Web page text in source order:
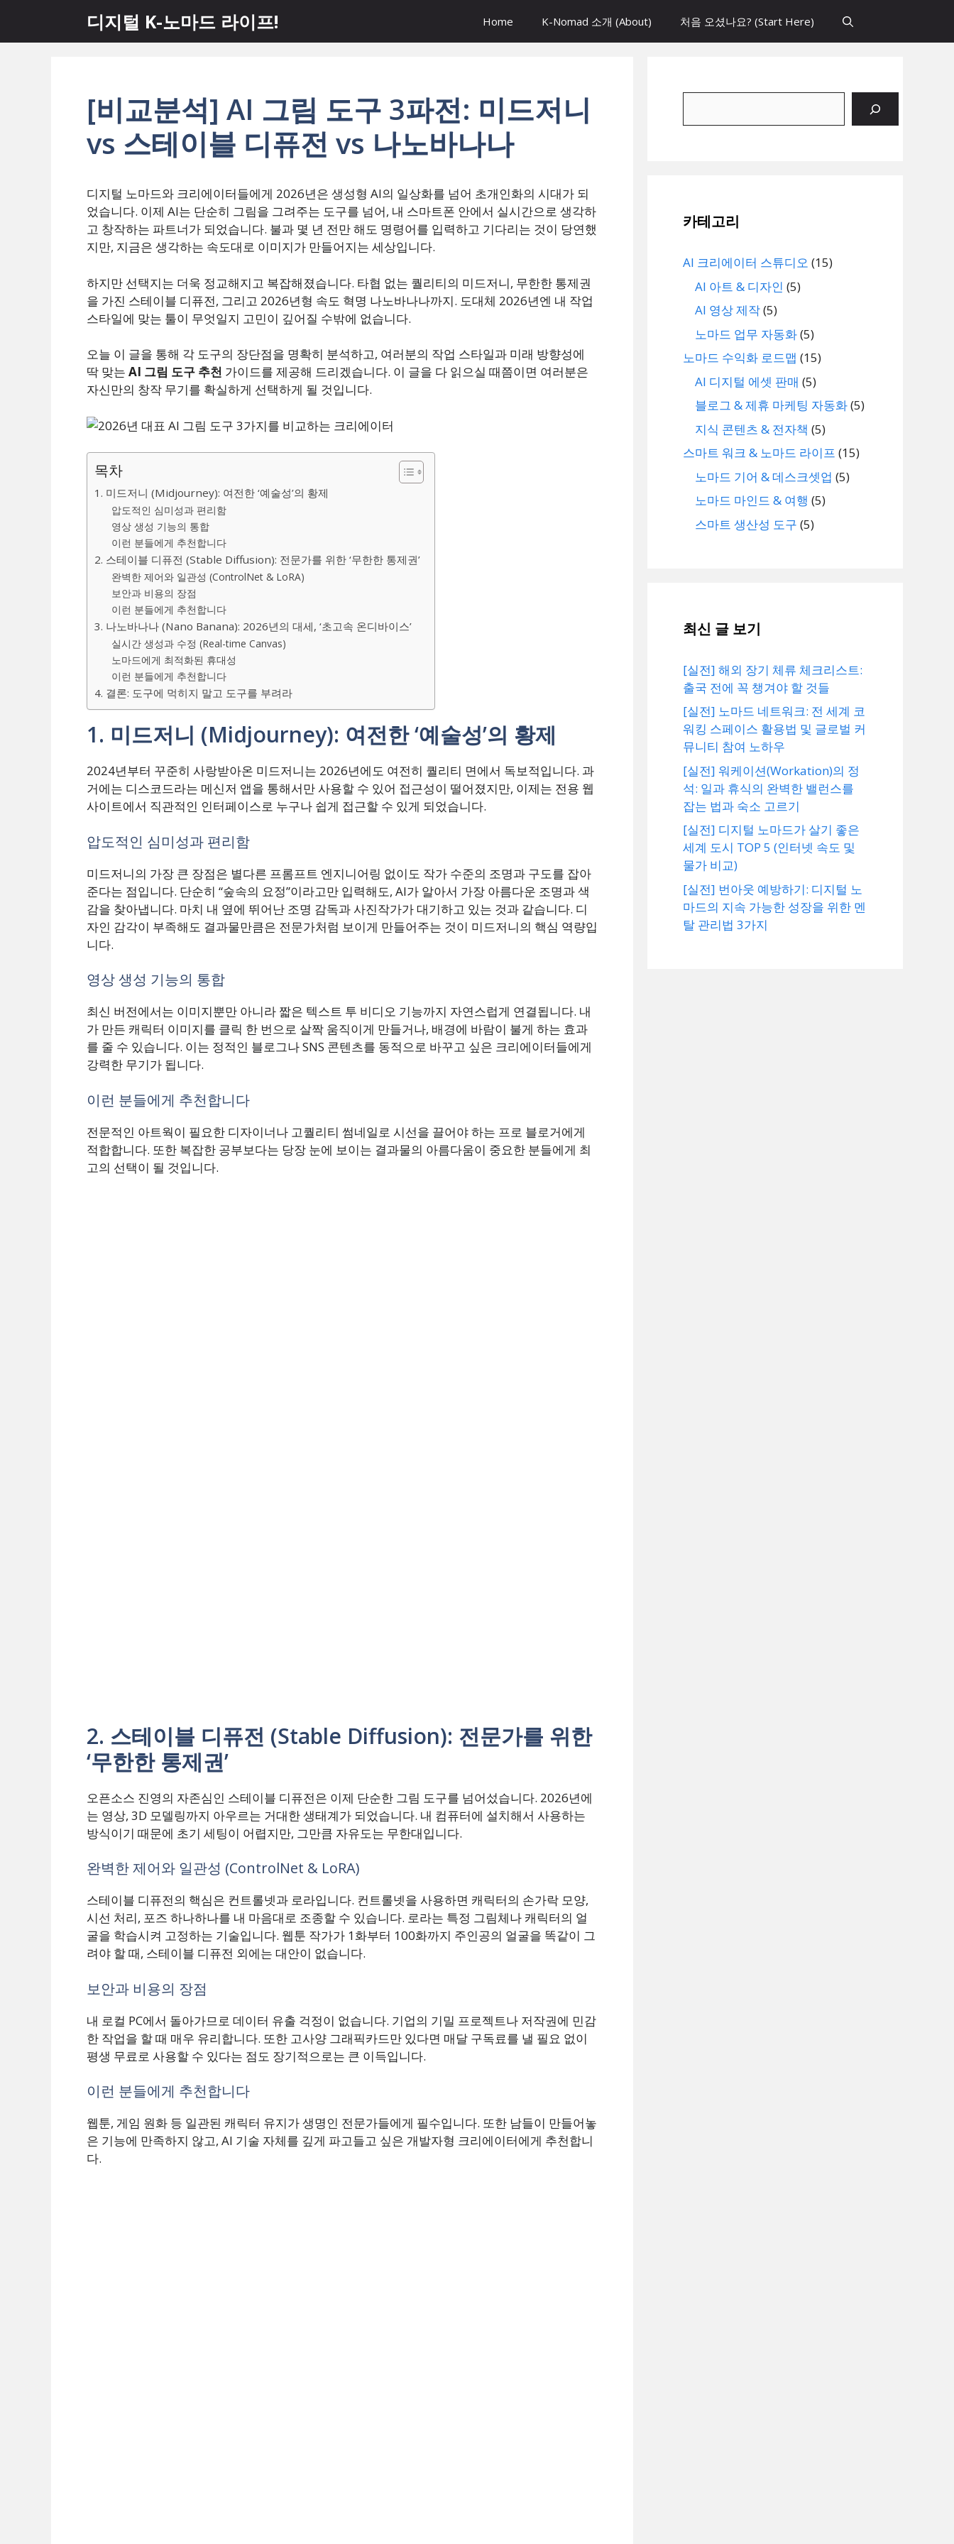
츠
디지털 K-노마드 라이프! Home K-Nomad 소개 (About) 처음 오셨나요? (Start Here)
[비교분석] AI 그림 도구 3파전: 미드저니
vs 스테이블 디퓨전 vs 나노바나나
디지털 노마드와 크리에이터들에게 2026년은 생성형 AI의 일상화를 넘어 초개인화의 시대가 되
었습니다. 이제 AI는 단순히 그림을 그려주는 도구를 넘어, 내 스마트폰 안에서 실시간으로 생각하
고 창작하는 파트너가 되었습니다. 불과 몇 년 전만 해도 명령어를 입력하고 기다리는 것이 당연했
지만, 지금은 생각하는 속도대로 이미지가 만들어지는 세상입니다.
하지만 선택지는 더욱 정교해지고 복잡해졌습니다. 타협 없는 퀄리티의 미드저니, 무한한 통제권
을 가진 스테이블 디퓨전, 그리고 2026년형 속도 혁명 나노바나나까지. 도대체 2026년엔 내 작업
스타일에 맞는 툴이 무엇일지 고민이 깊어질 수밖에 없습니다.
오늘 이 글을 통해 각 도구의 장단점을 명확히 분석하고, 여러분의 작업 스타일과 미래 방향성에
딱 맞는 AI 그림 도구 추천 가이드를 제공해 드리겠습니다. 이 글을 다 읽으실 때쯤이면 여러분은
자신만의 창작 무기를 확실하게 선택하게 될 것입니다.
목차
1. 미드저니 (Midjourney): 여전한 ‘예술성’의 황제
압도적인 심미성과 편리함
영상 생성 기능의 통합
이런 분들에게 추천합니다
2. 스테이블 디퓨전 (Stable Diffusion): 전문가를 위한 ‘무한한 통제권’
완벽한 제어와 일관성 (ControlNet & LoRA)
보안과 비용의 장점
이런 분들에게 추천합니다
3. 나노바나나 (Nano Banana): 2026년의 대세, ‘초고속 온디바이스’
실시간 생성과 수정 (Real-time Canvas)
노마드에게 최적화된 휴대성
이런 분들에게 추천합니다
4. 결론: 도구에 먹히지 말고 도구를 부려라
1. 미드저니 (Midjourney): 여전한 ‘예술성’의 황제
2024년부터 꾸준히 사랑받아온 미드저니는 2026년에도 여전히 퀄리티 면에서 독보적입니다. 과
거에는 디스코드라는 메신저 앱을 통해서만 사용할 수 있어 접근성이 떨어졌지만, 이제는 전용 웹
사이트에서 직관적인 인터페이스로 누구나 쉽게 접근할 수 있게 되었습니다.
압도적인 심미성과 편리함
미드저니의 가장 큰 장점은 별다른 프롬프트 엔지니어링 없이도 작가 수준의 조명과 구도를 잡아
준다는 점입니다. 단순히 “숲속의 요정”이라고만 입력해도, AI가 알아서 가장 아름다운 조명과 색
감을 찾아냅니다. 마치 내 옆에 뛰어난 조명 감독과 사진작가가 대기하고 있는 것과 같습니다. 디
자인 감각이 부족해도 결과물만큼은 전문가처럼 보이게 만들어주는 것이 미드저니의 핵심 역량입
니다.
영상 생성 기능의 통합
최신 버전에서는 이미지뿐만 아니라 짧은 텍스트 투 비디오 기능까지 자연스럽게 연결됩니다. 내
가 만든 캐릭터 이미지를 클릭 한 번으로 살짝 움직이게 만들거나, 배경에 바람이 불게 하는 효과
를 줄 수 있습니다. 이는 정적인 블로그나 SNS 콘텐츠를 동적으로 바꾸고 싶은 크리에이터들에게
강력한 무기가 됩니다.
이런 분들에게 추천합니다
전문적인 아트웍이 필요한 디자이너나 고퀄리티 썸네일로 시선을 끌어야 하는 프로 블로거에게
적합합니다. 또한 복잡한 공부보다는 당장 눈에 보이는 결과물의 아름다움이 중요한 분들에게 최
고의 선택이 될 것입니다.
2. 스테이블 디퓨전 (Stable Diffusion): 전문가를 위한
‘무한한 통제권’
오픈소스 진영의 자존심인 스테이블 디퓨전은 이제 단순한 그림 도구를 넘어섰습니다. 2026년에
는 영상, 3D 모델링까지 아우르는 거대한 생태계가 되었습니다. 내 컴퓨터에 설치해서 사용하는
방식이기 때문에 초기 세팅이 어렵지만, 그만큼 자유도는 무한대입니다.
완벽한 제어와 일관성 (ControlNet & LoRA)
스테이블 디퓨전의 핵심은 컨트롤넷과 로라입니다. 컨트롤넷을 사용하면 캐릭터의 손가락 모양,
시선 처리, 포즈 하나하나를 내 마음대로 조종할 수 있습니다. 로라는 특정 그림체나 캐릭터의 얼
굴을 학습시켜 고정하는 기술입니다. 웹툰 작가가 1화부터 100화까지 주인공의 얼굴을 똑같이 그
려야 할 때, 스테이블 디퓨전 외에는 대안이 없습니다.
보안과 비용의 장점
내 로컬 PC에서 돌아가므로 데이터 유출 걱정이 없습니다. 기업의 기밀 프로젝트나 저작권에 민감
한 작업을 할 때 매우 유리합니다. 또한 고사양 그래픽카드만 있다면 매달 구독료를 낼 필요 없이
평생 무료로 사용할 수 있다는 점도 장기적으로는 큰 이득입니다.
이런 분들에게 추천합니다
웹툰, 게임 원화 등 일관된 캐릭터 유지가 생명인 전문가들에게 필수입니다. 또한 남들이 만들어놓
은 기능에 만족하지 않고, AI 기술 자체를 깊게 파고들고 싶은 개발자형 크리에이터에게 추천합니
다.
카테고리
AI 크리에이터 스튜디오 (15)
AI 아트 & 디자인 (5)
AI 영상 제작(5)
노마드 업무 자동화(5)
노마드 수익화 로드맵 (15)
AI 디지털 에셋 판매 (5)
블로그 & 제휴 마케팅 자동화(5)
지식 콘텐츠 & 전자책 (5)
스마트 워크 & 노마드 라이프 (15)
노마드 기어 & 데스크셋업 (5)
노마드 마인드 & 여행 (5)
스마트 생산성 도구 (5)
최신 글 보기
[실전] 해외 장기 체류 체크리스트:
출국 전에 꼭 챙겨야 할 것들
[실전] 노마드 네트워크: 전 세계 코
워킹 스페이스 활용법 및 글로벌 커
뮤니티 참여 노하우
[실전] 워케이션(Workation)의 정
석: 일과 휴식의 완벽한 밸런스를
잡는 법과 숙소 고르기
[실전] 디지털 노마드가 살기 좋은
세계 도시 TOP 5 (인터넷 속도 및
물가 비교)
[실전] 번아웃 예방하기: 디지털 노
마드의 지속 가능한 성장을 위한 멘
탈 관리법 3가지